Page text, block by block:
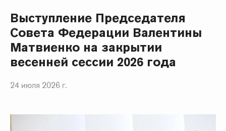
Выступление Председателя
Совета Федерации Валентины
Матвиенко на закрытии
весенней сессии 2026 года
24 июля 2026 г.